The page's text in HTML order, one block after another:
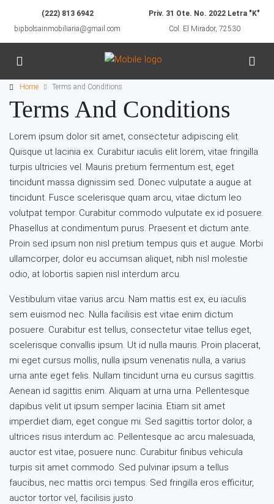
(222) 813 6942
bipbolsainmobiliaria@gmail.com
Priv. 31 Ote. No. 2022 Letra "K"
Col. El Mirador, 72530
Home Terms and Conditions
Terms And Conditions
Lorem ipsum dolor sit amet, consectetur adipiscing elit.
Quisque ut lacinia ex. Curabitur iaculis elit lorem, vitae fringilla
turpis ultricies vel. Mauris pretium fermentum est, eget
tincidunt massa dignissim sed. Donec vulputate a augue at
tincidunt. Fusce scelerisque quam arcu, vitae dictum leo
volutpat tempor. Curabitur commodo vulputate ex id posuere.
Phasellus at condimentum purus. Praesent et dictum ante.
Proin sed ipsum non nisl pretium tempus quis et augue. Morbi
ullamcorper, dolor eu accumsan aliquet, nibh nisl molestie
odio, at lobortis sapien nisl interdum arcu.
Vestibulum vitae varius arcu. Nam mattis est ex, eu iaculis
sem euismod nec. Nulla facilisis est vitae enim dictum
posuere. Curabitur est tellus, consectetur vitae tellus eget,
scelerisque convallis ipsum. Ut id nulla mauris. Proin placerat,
mi eget cursus mollis, nulla ipsum venenatis nulla, a varius
urna ante eget felis. Nullam tincidunt urna eu cursus sagittis.
Aenean id sagittis enim. Aliquam at urna urna. Pellentesque
dapibus velit ut ipsum semper lacinia. Etiam sit amet
imperdiet diam, eget congue mi. Sed sagittis tortor dolor, a
ultrices risus interdum ac. Pellentesque ac arcu malesuada,
auctor est vitae, posuere nunc. Curabitur finibus vehicula
turpis sit amet commodo. Sed pulvinar ipsum a tellus
faucibus, nec mattis orci tempus. Sed fringilla eros efficitur,
auctor tortor vel, facilisis justo.